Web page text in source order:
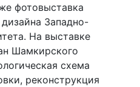
фотовыставка
дизайна Западно-
На выставке
Шамкирского
схема
реконструкция